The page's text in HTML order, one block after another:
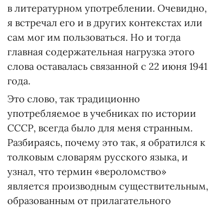
в литературном употреблении. Очевидно,
я встречал его и в других контекстах или
сам мог им пользоваться. Но и тогда
главная содержательная нагрузка этого
слова оставалась связанной с 22 июня 1941
года.
Это слово, так традиционно
употребляемое в учебниках по истории
СССР, всегда было для меня странным.
Разбираясь, почему это так, я обратился к
толковым словарям русского языка, и
узнал, что термин «вероломство»
является производным существительным,
образованным от прилагательного